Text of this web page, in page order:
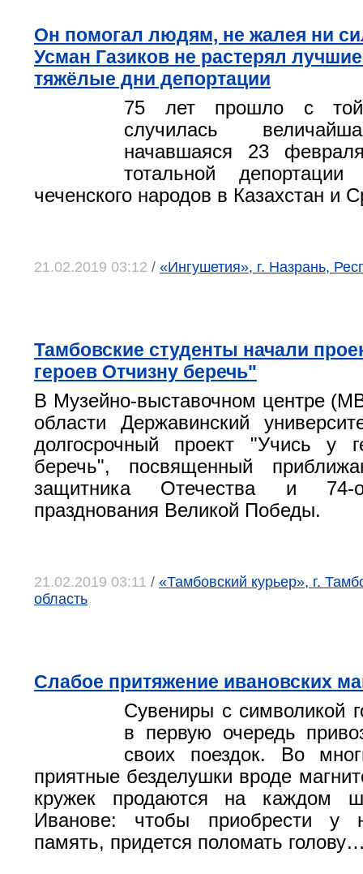
Он помогал людям, не жалея ни
Усман Газиков не растерял
тяжёлые дни депортации
75 лет прошло с
случилась
начавшаяся 23
тотальной
чеченского народов в Казахстан и
21.02.2019 03:12 / «Ингушетия», г. Назрань,
Тамбовские студенты начали
героев Отчизну беречь"
В Музейно-выставочном центре
области Державинский
долгосрочный проект "Учись у
беречь", посвященный
защитника Отечества и 74-
празднования Великой Победы.
21.02.2019 03:11 / «Тамбовский курьер», г.
область
Слабое притяжение ивановских
Сувениры с символикой
в первую очередь
своих поездок. Во
приятные безделушки вроде
кружек продаются на каждом
Иванове: чтобы приобрести у
память, придется поломать